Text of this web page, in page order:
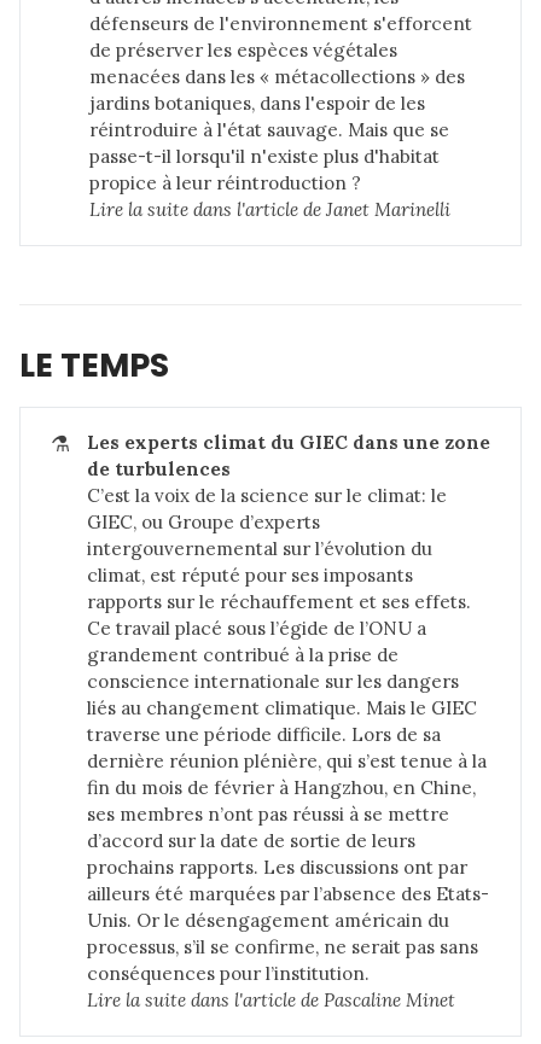
défenseurs de l'environnement s'efforcent
de préserver les espèces végétales
menacées dans les « métacollections » des
jardins botaniques, dans l'espoir de les
réintroduire à l'état sauvage. Mais que se
passe-t-il lorsqu'il n'existe plus d'habitat
propice à leur réintroduction ?
Lire la suite dans l'article de Janet Marinelli
LE TEMPS
⚗️
Les experts climat du GIEC dans une zone
de turbulences
C’est la voix de la science sur le climat: le
GIEC, ou Groupe d’experts
intergouvernemental sur l’évolution du
climat, est réputé pour ses imposants
rapports sur le réchauffement et ses effets.
Ce travail placé sous l’égide de l’ONU a
grandement contribué à la prise de
conscience internationale sur les dangers
liés au changement climatique. Mais le GIEC
traverse une période difficile. Lors de sa
dernière réunion plénière, qui s’est tenue à la
fin du mois de février à Hangzhou, en Chine,
ses membres n’ont pas réussi à se mettre
d’accord sur la date de sortie de leurs
prochains rapports. Les discussions ont par
ailleurs été marquées par l’absence des Etats-
Unis. Or le désengagement américain du
processus, s’il se confirme, ne serait pas sans
conséquences pour l’institution.
Lire la suite dans l'article de Pascaline Minet